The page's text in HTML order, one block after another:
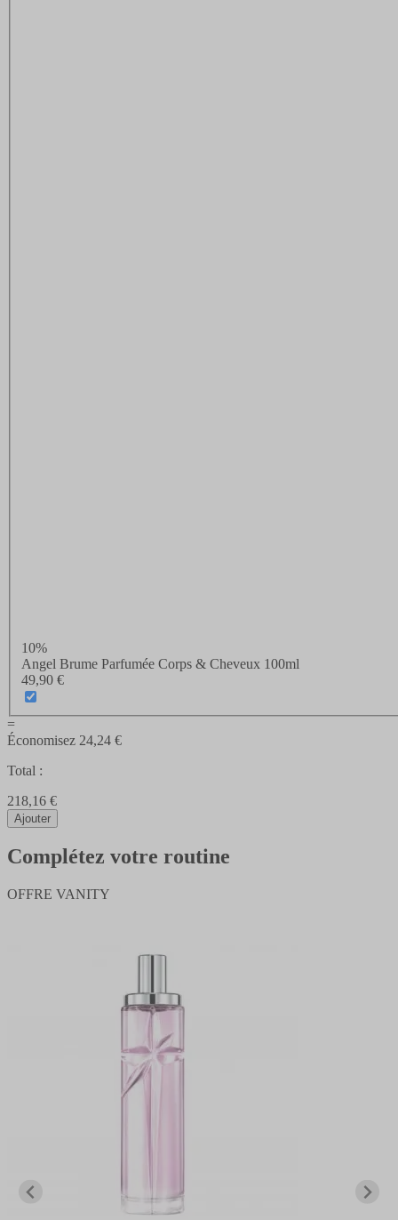
10%
Angel Brume Parfumée Corps & Cheveux 100ml
49,90 €
=
Économisez 24,24 €
Total :
218,16 €
Ajouter
Complétez votre routine
OFFRE VANITY